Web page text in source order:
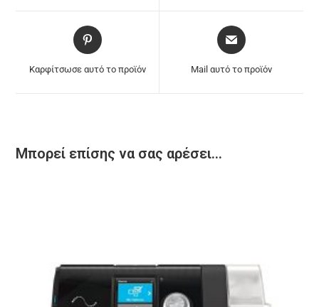
Καρφίτσωσε αυτό το προϊόν Mail αυτό το προϊόν
Μπορεί επίσης να σας αρέσει…